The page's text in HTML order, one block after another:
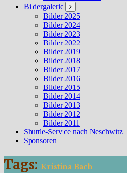
Bildergalerie
Bilder 2025
Bilder 2024
Bilder 2023
Bilder 2022
Bilder 2019
Bilder 2018
Bilder 2017
Bilder 2016
Bilder 2015
Bilder 2014
Bilder 2013
Bilder 2012
Bilder 2011
Shuttle-Service nach Neschwitz
Sponsoren
Tags: Kristina Bach